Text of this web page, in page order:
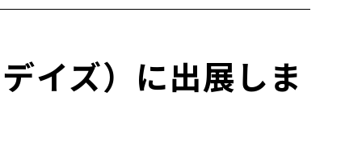
イズ）に出展しま